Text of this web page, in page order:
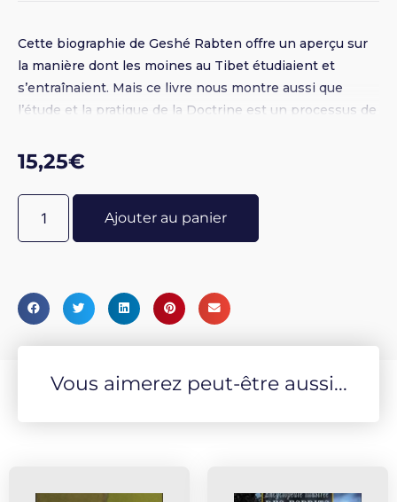
Cette biographie de Geshé Rabten offre un aperçu sur
la manière dont les moines au Tibet étudiaient et
s’entraînaient. Mais ce livre nous montre aussi que
l’étude et la pratique de la Doctrine est un processus de
une ferme détermination. Sont étudiés : les pratiques
préliminaires, le renoncement, l’esprit d’éveil, le calme
mental et la vue pénétrante.
15,25€
Ajouter au panier
Vous aimerez peut-être aussi...